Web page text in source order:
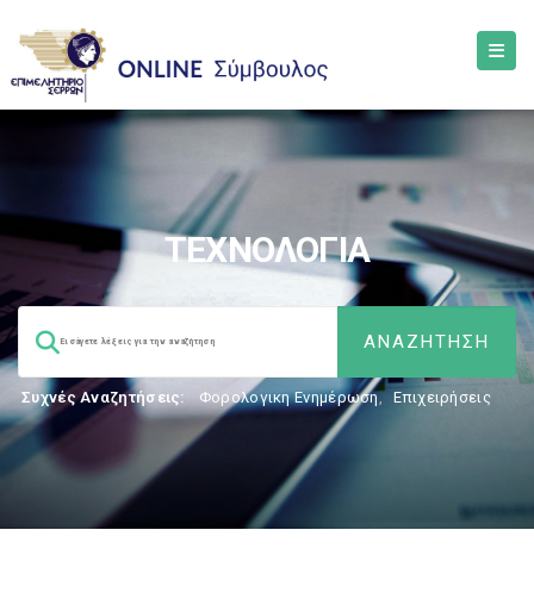
ΤΕΧΝΟΛΟΓΙΑ
Συχνές Αναζητήσεις: Φορολογικη Ενημέρωση, Επιχειρήσεις